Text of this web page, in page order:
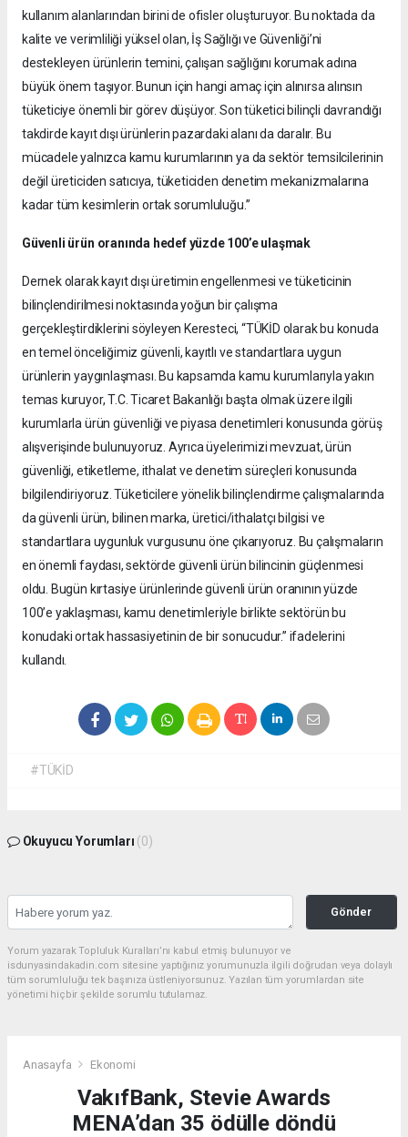
kullanım alanlarından birini de ofisler oluşturuyor. Bu noktada da
kalite ve verimliliği yüksel olan, İş Sağlığı ve Güvenliği’ni
destekleyen ürünlerin temini, çalışan sağlığını korumak adına
büyük önem taşıyor. Bunun için hangi amaç için alınırsa alınsın
tüketiciye önemli bir görev düşüyor. Son tüketici bilinçli davrandığı
takdirde kayıt dışı ürünlerin pazardaki alanı da daralır. Bu
mücadele yalnızca kamu kurumlarının ya da sektör temsilcilerinin
değil üreticiden satıcıya, tüketiciden denetim mekanizmalarına
kadar tüm kesimlerin ortak sorumluluğu.”
Güvenli ürün oranında hedef yüzde 100’e ulaşmak
Dernek olarak kayıt dışı üretimin engellenmesi ve tüketicinin
bilinçlendirilmesi noktasında yoğun bir çalışma
gerçekleştirdiklerini söyleyen Keresteci, “TÜKİD olarak bu konuda
en temel önceliğimiz güvenli, kayıtlı ve standartlara uygun
ürünlerin yaygınlaşması. Bu kapsamda kamu kurumlarıyla yakın
temas kuruyor, T.C. Ticaret Bakanlığı başta olmak üzere ilgili
kurumlarla ürün güvenliği ve piyasa denetimleri konusunda görüş
alışverişinde bulunuyoruz. Ayrıca üyelerimizi mevzuat, ürün
güvenliği, etiketleme, ithalat ve denetim süreçleri konusunda
bilgilendiriyoruz. Tüketicilere yönelik bilinçlendirme çalışmalarında
da güvenli ürün, bilinen marka, üretici/ithalatçı bilgisi ve
standartlara uygunluk vurgusunu öne çıkarıyoruz. Bu çalışmaların
en önemli faydası, sektörde güvenli ürün bilincinin güçlenmesi
oldu. Bugün kırtasiye ürünlerinde güvenli ürün oranının yüzde
100’e yaklaşması, kamu denetimleriyle birlikte sektörün bu
konudaki ortak hassasiyetinin de bir sonucudur.” ifadelerini
kullandı.
#TÜKİD
Okuyucu Yorumları (0)
Gönder
Yorum yazarak Topluluk Kuralları’nı kabul etmiş bulunuyor ve
isdunyasindakadin.com sitesine yaptığınız yorumunuzla ilgili doğrudan veya dolaylı
tüm sorumluluğu tek başınıza üstleniyorsunuz. Yazılan tüm yorumlardan site
yönetimi hiçbir şekilde sorumlu tutulamaz.
Anasayfa Ekonomi
VakıfBank, Stevie Awards
MENA’dan 35 ödülle döndü